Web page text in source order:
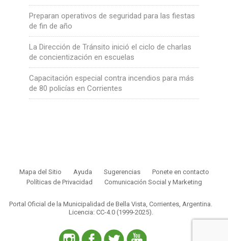
Preparan operativos de seguridad para las fiestas
de fin de año
La Dirección de Tránsito inició el ciclo de charlas
de concientización en escuelas
Capacitación especial contra incendios para más
de 80 policías en Corrientes
Mapa del Sitio Ayuda Sugerencias
Ponete en contacto
Políticas de Privacidad
Comunicación Social y Marketing
Portal Oficial de la Municipalidad de Bella Vista, Corrientes, Argentina.
Licencia: CC-4.0 (1999-2025).